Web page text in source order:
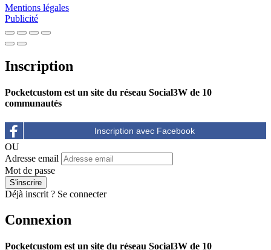
Mentions légales
Publicité
Inscription
Pocketcustom est un site du réseau Social3W de 10
communautés
OU
Adresse email
Mot de passe
Déjà inscrit ? Se connecter
Connexion
Pocketcustom est un site du réseau Social3W de 10